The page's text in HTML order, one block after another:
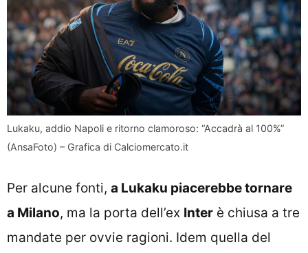
Lukaku, addio Napoli e ritorno clamoroso: “Accadrà al 100%”
(AnsaFoto) – Grafica di Calciomercato.it
Per alcune fonti, a Lukaku piacerebbe tornare
a Milano, ma la porta dell’ex Inter è chiusa a tre
mandate per ovvie ragioni. Idem quella del